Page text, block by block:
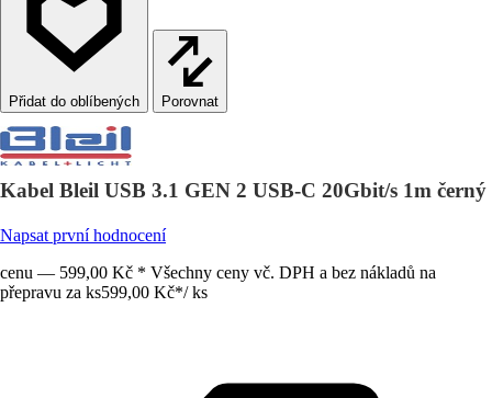
Porovnat
Kabel Bleil USB 3.1 GEN 2 USB-C 20Gbit/s 1m černý
Napsat první hodnocení
cenu — 599,00 Kč * Všechny ceny vč. DPH a bez nákladů na
přepravu za ks599,00 Kč*/ ks